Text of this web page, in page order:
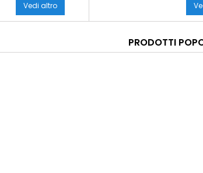
Vedi altro
PRODOTTI